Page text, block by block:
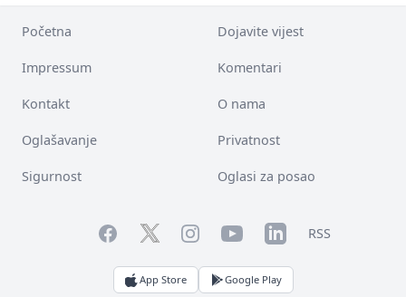
Početna Dojavite vijest
Impressum Komentari
Kontakt O nama
Oglašavanje Privatnost
Sigurnost Oglasi za posao
FacebookTwitterInstagramYouTubeLinkedInRSS
App Store Google Play